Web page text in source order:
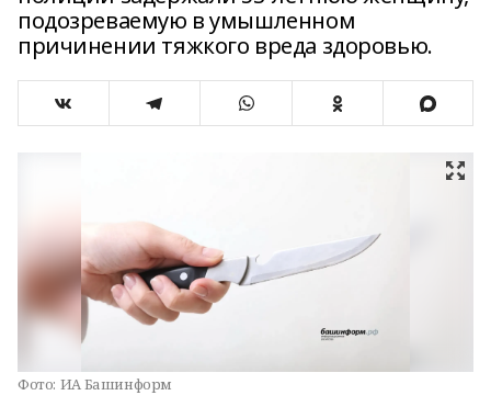
подозреваемую в умышленном
причинении тяжкого вреда здоровью.
Фото: ИА Башинформ